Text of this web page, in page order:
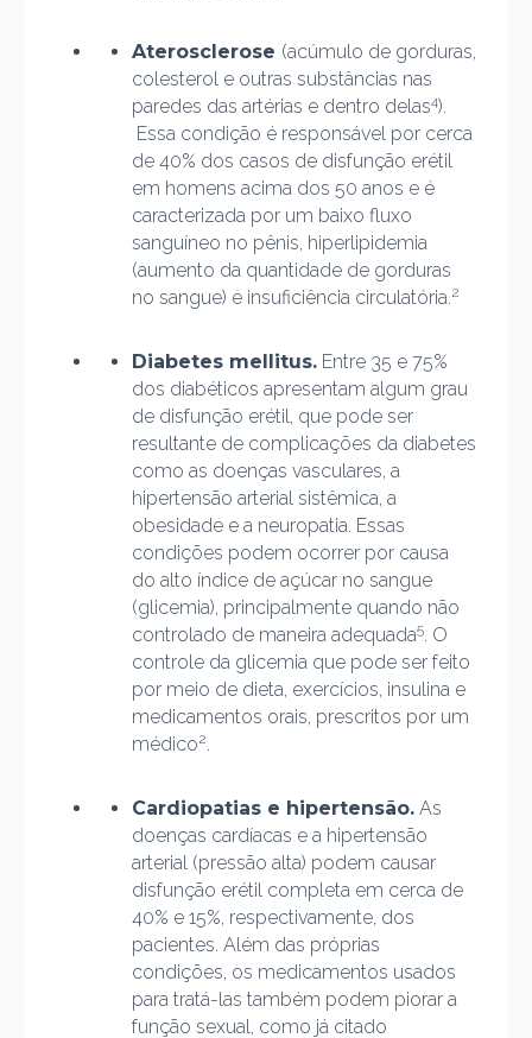
Aterosclerose (acúmulo de gorduras,
colesterol e outras substâncias nas
paredes das artérias e dentro delas4).
Essa condição é responsável por cerca
de 40% dos casos de disfunção erétil
em homens acima dos 50 anos e é
caracterizada por um baixo fluxo
sanguíneo no pênis, hiperlipidemia
(aumento da quantidade de gorduras
no sangue) e insuficiência circulatória.2
Diabetes mellitus.Entre 35 e 75%
dos diabéticos apresentam algum grau
de disfunção erétil, que pode ser
resultante de complicações da diabetes
como as doenças vasculares, a
hipertensão arterial sistêmica, a
obesidade e a neuropatia. Essas
condições podem ocorrer por causa
do alto índice de açúcar no sangue
(glicemia), principalmente quando não
controlado de maneira adequada5. O
controle da glicemia que pode ser feito
por meio de dieta, exercícios, insulina e
medicamentos orais, prescritos por um
médico2.
Cardiopatias e hipertensão.As
doenças cardíacas e a hipertensão
arterial (pressão alta) podem causar
disfunção erétil completa em cerca de
40% e 15%, respectivamente, dos
pacientes. Além das próprias
condições, os medicamentos usados
para tratá-las também podem piorar a
função sexual, como já citado